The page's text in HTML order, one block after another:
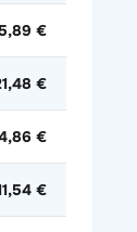
€
€
€
€